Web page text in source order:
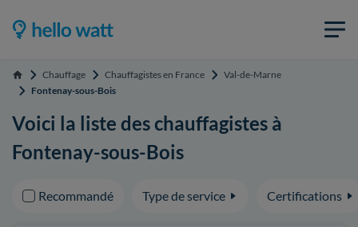
Accueil Chauffage Chauffagistes en France
Val-de-Marne
Fontenay-sous-Bois
Voici la liste des chauffagistes à
Fontenay-sous-Bois
Recommandé Type de service Certifications